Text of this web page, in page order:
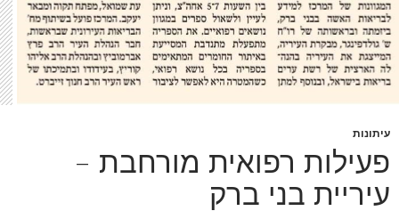
עיתונות
פעילות רפואית מורחבת –
עיריית בני ברק